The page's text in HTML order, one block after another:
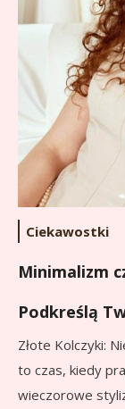
Ciekawostki
Minimalizm
Podkreślą
Złote Kolczyki:
to czas, kiedy
wieczorowe